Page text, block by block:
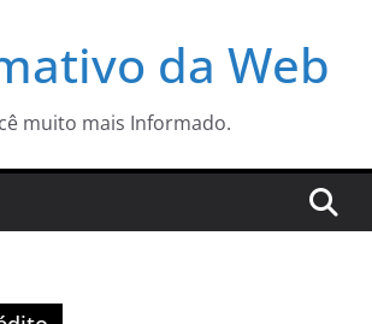
da Web
muito mais Informado.